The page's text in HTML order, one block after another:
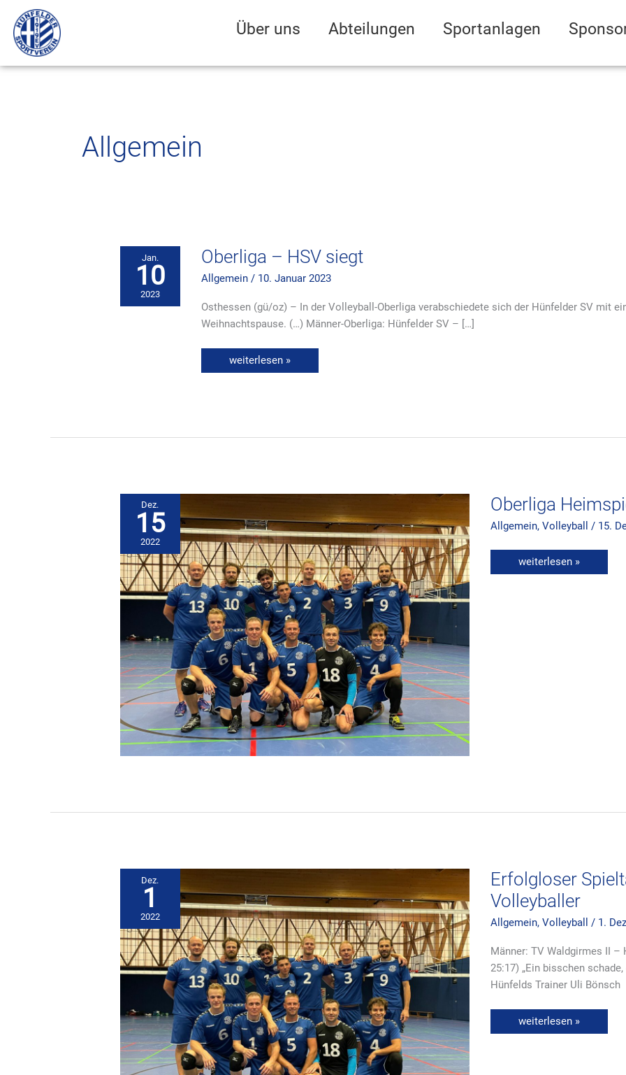
Inhalt
springen
Über uns Abteilungen Sportanlagen
Allgemein
Jan.
10
2023
Oberliga – HSV siegt
Allgemein/ 10. Januar 2023
Osthessen (gü/oz) – In der Volleyball-Oberliga verabschiedete sich der Hünfelder SV mit
Weihnachtspause. (…) Männer-Oberliga: Hünfelder SV – […]
weiterlesen »
Dez.
15
2022
Oberliga
Allgemein, Volleyball / 15.
Oberliga
weiterlesen »
Dez.
1
2022
Erfolgloser
Volleyballer
Allgemein, Volleyball / 1.
Männer: TV Waldgirmes II –
25:17) „Ein bisschen
Hünfelds Trainer Uli Bönsch
Erfolgloser
weiterlesen »